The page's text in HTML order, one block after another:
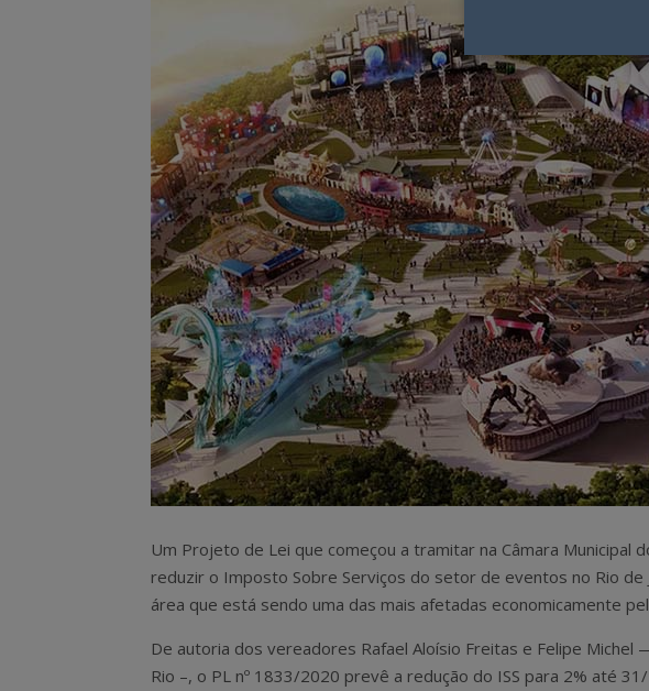
Um Projeto de Lei que começou a tramitar na Câmara Municipal
reduzir o Imposto Sobre Serviços do setor de eventos no Rio de
área que está sendo uma das mais afetadas economicamente
De autoria dos vereadores Rafael Aloísio Freitas e Felipe
Rio –, o PL nº 1833/2020 prevê a redução do ISS para 2% até